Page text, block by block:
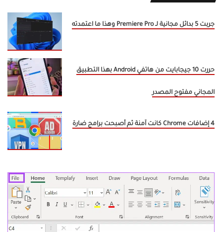
جربت 5 بدائل مجانية لـ Premiere Pro وهذا ما اعتمدته
حررت 10 جيجابايت من هاتفي Android بهذا التطبيق
المجاني مفتوح المصدر
4 إضافات Chrome كانت آمنة ثم أصبحت برامج ضارة